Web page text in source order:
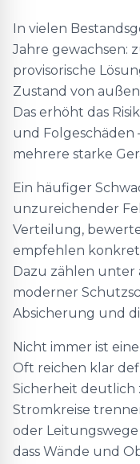
In vielen
Jahre gewachsen:
provisorische
Zustand von
Das erhöht das
und Folgeschäden
mehrere starke
Ein häufiger
unzureichender
Verteilung,
empfehlen
Dazu zählen unter
moderner
Absicherung und
Nicht immer ist
Oft reichen klar
Sicherheit deutlich
Stromkreise
oder Leitungswege
dass Wände und